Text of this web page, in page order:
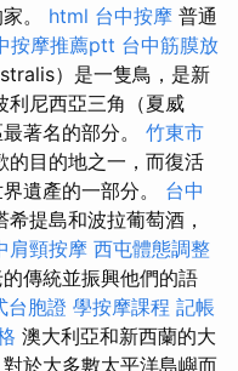
。 html 台中按摩 普通
按摩推薦ptt 台中筋膜放
）是一隻鳥，是新
利尼西亞三角（夏威
著名的部分。 竹東市
的目的地之一，而復活
遺產的一部分。 台中
提島和波拉葡萄酒，
肩頸按摩 西屯體態調整
傳統並振興他們的語
台胞證 學按摩課程 記帳
澳大利亞和新西蘭的大
於大多數太平洋島嶼而